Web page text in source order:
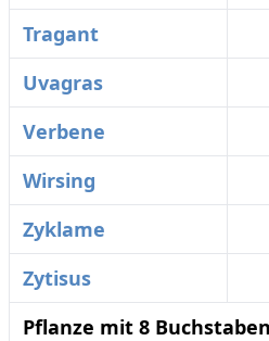
Tragant
Uvagras
Verbene
Wirsing
Zyklame
Zytisus
Pflanze mit 8 Buchstaben